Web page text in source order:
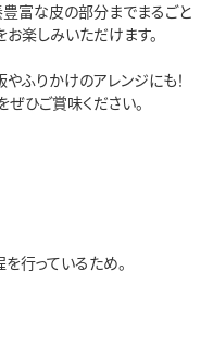
豊富な皮の部分までまるごと
楽しみいただけます。
ふりかけのアレンジにも！
ひご賞味ください。
行っているため。